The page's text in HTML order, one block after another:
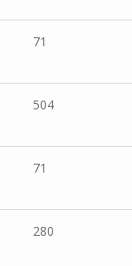
71
504
71
280